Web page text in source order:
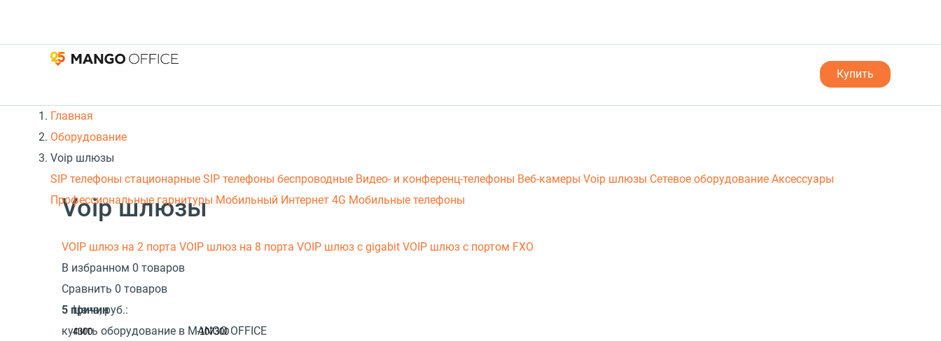
Купить
Главная
Оборудование
Voip шлюзы
SIP телефоны стационарные SIP телефоны беспроводные Видео- и конференц-телефоны Веб-камеры Voip шлюзы Сетевое оборудование Аксессуары
Профессиональные гарнитуры Мобильный Интернет 4G Мобильные телефоны
Voip шлюзы
VOIP шлюз на 2 порта VOIP шлюз на 8 порта VOIP шлюз с gigabit VOIP шлюз с портом FXO
В избранном 0 товаров
Сравнить 0 товаров
Цена, руб.:
-
5 причин
купить оборудование в MANGO OFFICE